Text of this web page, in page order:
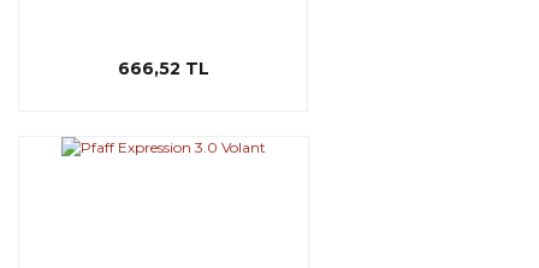
666,52 TL